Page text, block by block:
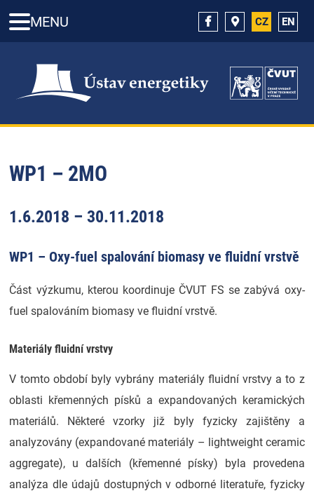
MENU CZ EN
WP1 – 2MO
1.6.2018 – 30.11.2018
WP1 – Oxy-fuel spalování biomasy ve fluidní vrstvě
Část výzkumu, kterou koordinuje ČVUT FS se zabývá oxy-
fuel spalováním biomasy ve fluidní vrstvě.
Materiály fluidní vrstvy
V tomto období byly vybrány materiály fluidní vrstvy a to z
oblasti křemenných písků a expandovaných keramických
materiálů. Některé vzorky již byly fyzicky zajištěny a
analyzovány (expandované materiály – lightweight ceramic
aggregate), u dalších (křemenné písky) byla provedena
analýza dle údajů dostupných v odborné literatuře, fyzicky